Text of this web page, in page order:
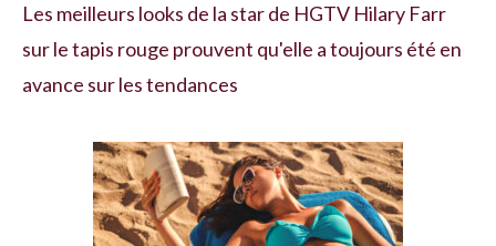
Les meilleurs looks de la star de HGTV Hilary Farr
sur le tapis rouge prouvent qu'elle a toujours été en
avance sur les tendances